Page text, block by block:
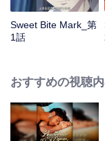
Sweet Bite Mark_第
1話
おすすめの視聴